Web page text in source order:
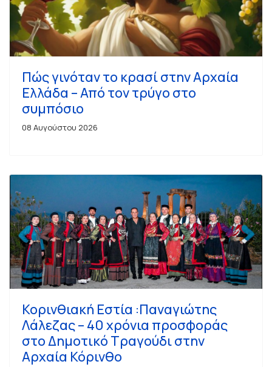
Πώς γινόταν το κρασί στην Αρχαία
Ελλάδα – Από τον τρύγο στο
συμπόσιο
08 Αυγούστου 2026
Κορινθιακή Εστία :Παναγιώτης
Λάλεζας – 40 χρόνια προσφοράς
στο Δημοτικό Τραγούδι στην
Αρχαία Κόρινθο